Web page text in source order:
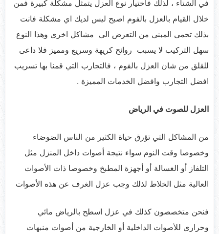
في الشتاء ، لذلك فاختيار نوع العزل يتمثل مشكلة كبيرة فمن
خلال القيام بالعزل بالفوم اصبح ليس لديك اي مشكلة فانت
بذلك تحمى المبنى من التعرض الى مشاكل اخرى وهذا النوع
سهل التركيب لا يسبب روائح كريهة وسريع ومميز فلا داعى
للقلق من شان العزل بالفوم ، فالتجارب التي قمنا بها تسريب
افضل التجارب وافضل الخدمات المميزة .
العزل للصوت في الرياض
من المشاكل التي تؤرق حياة الكثير من الناس الضوضاء
وخصوصا وقت النوم سواء نتيجة أصوات داخل المنزل مثل
التلفاز أو الغسالة أو أجهزة المطبخ وخصوصا ذات الأصوات
العالية مثل الخلاط لذلك وجب عزل الغرف عن هذه الأصوات
فنحن متخصصون كذلك في عزل اسطح بالرياض مائي
وحرارى للأصوات الداخلية أو الخارجية من أصوات منبهات